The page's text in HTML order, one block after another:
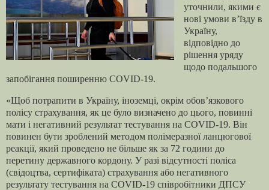
уточнили, якими є
нові умови в’їзду в
Україну,
відповідно до
рішення уряду
щодо подальшого
запобігання поширенню COVID-19.
«Щоб потрапити в Україну, іноземці, окрім обов’язкового
полісу страхування, як це було визначено до цього, повинні
мати і негативний результат тестування на COVID-19. Він
повинен бути зроблений методом полімеразної ланцюгової
реакції, який проведено не більше як за 72 години до
перетину державного кордону. У разі відсутності поліса
(свідоцтва, сертифіката) страхування або негативного
результату тестування на COVID-19 співробітники ДПСУ